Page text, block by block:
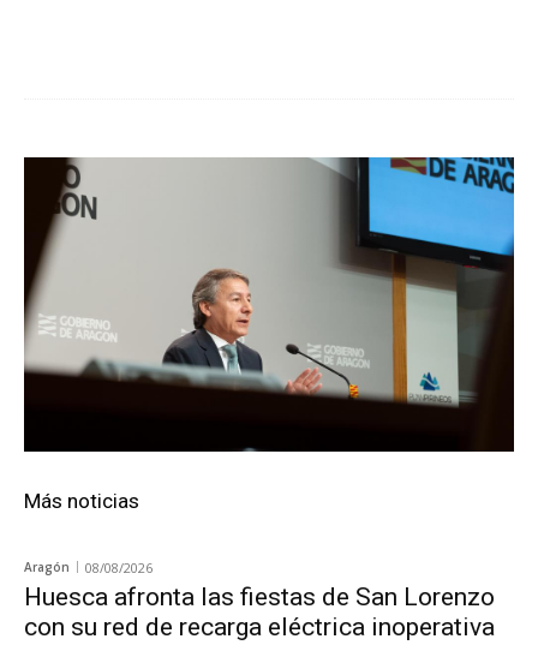
Más noticias
Aragón 08/08/2026
Huesca afronta las fiestas de San Lorenzo
con su red de recarga eléctrica inoperativa